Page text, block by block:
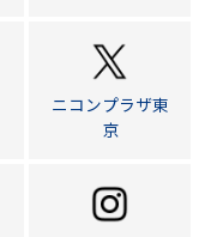
ニコンプラザ東
京